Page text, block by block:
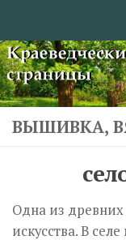
ВЫШИВКА,
Одна из
искусства. В